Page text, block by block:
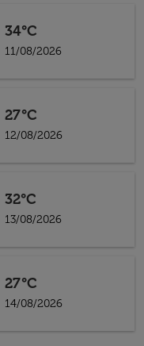
34°C
11/08/2026
27°C
12/08/2026
32°C
13/08/2026
27°C
14/08/2026